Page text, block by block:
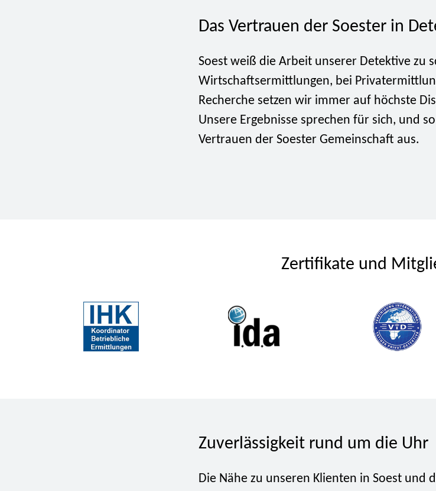
Das Vertrauen der Soester in
Soest weiß die Arbeit unserer Detektive zu
Wirtschaftsermittlungen, bei
Recherche setzen wir immer auf höchste
Unsere Ergebnisse sprechen für sich, und
Vertrauen der Soester Gemeinschaft aus.
Zertifikate und
Zuverlässigkeit rund um die Uhr
Die Nähe zu unseren Klienten in Soest und